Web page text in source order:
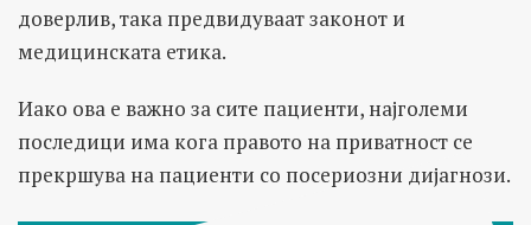
доверлив, така предвидуваат законот и
медицинската етика.
Иако ова е важно за сите пациенти, најголеми
последици има кога правото на приватност се
прекршува на пациенти со посериозни дијагнози.